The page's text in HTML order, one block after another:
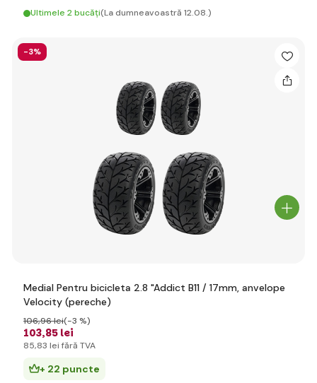
Ultimele 2 bucăți(La dumneavoastră 12.08.)
-3%
Medial Pentru bicicleta 2.8 "Addict B11 / 17mm, anvelope
Velocity (pereche)
103,85 lei
106,96 lei(-3 %)
85,83 lei fără TVA
+ 22 puncte